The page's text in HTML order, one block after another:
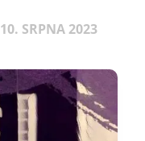
10. SRPNA 2023